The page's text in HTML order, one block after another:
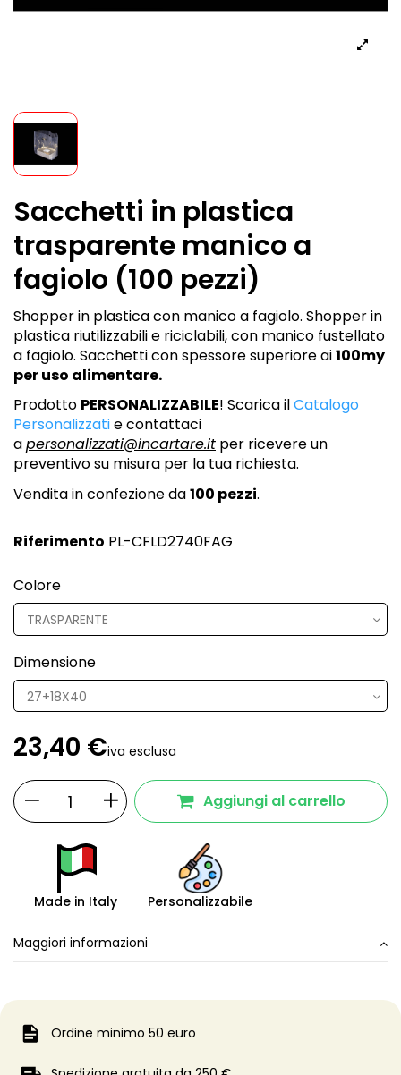
Sacchetti in plastica
trasparente manico a
fagiolo (100 pezzi)
Shopper in plastica con manico a fagiolo. Shopper in
plastica riutilizzabili e riciclabili, con manico fustellato
a fagiolo. Sacchetti con spessore superiore ai100my
per uso alimentare.
Prodotto PERSONALIZZABILE! Scarica ilCatalogo
Personalizzatie contattaci
apersonalizzati@incartare.it per ricevere un
preventivo su misura per la tua richiesta.
Vendita in confezione da100 pezzi.
Riferimento PL-CFLD2740FAG
Colore
Dimensione
23,40 €iva esclusa
Aggiungi al carrello
Made in Italy Personalizzabile
Maggiori informazioni
Ordine minimo 50 euro